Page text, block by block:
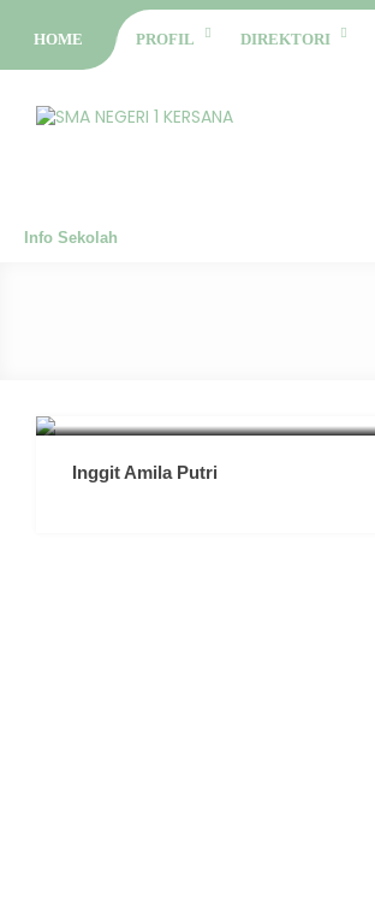
HOME PROFIL DIREKTORI
Info Sekolah
Inggit Amila Putri